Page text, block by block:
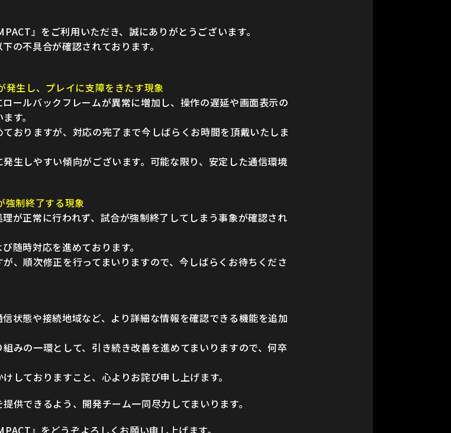
』をご利用いただき、誠にありがとうございます。
の不具合が確認されております。
生し、プレイに支障をきたす現象
ールバックフレームが異常に増加し、操作の遅延や画面表示の
す。
おりますが、対応の完了まで今しばらくお時間を頂戴いたしま
生しやすい傾向がございます。可能な限り、安定した通信環境
制終了する現象
が正常に行われず、試合が強制終了してしまう事象が確認され
随時対応を進めております。
、順次修正を行ってまいりますので、今しばらくお待ちくださ
状態や接続地域など、より詳細な情報を確認できる機能を追加
みの一環として、引き続き改善を進めてまいりますので、何卒
しておりますこと、心よりお詫び申し上げます。
供できるよう、開発チーム一同尽力してまいります。
』をどうぞよろしくお願い申し上げます。